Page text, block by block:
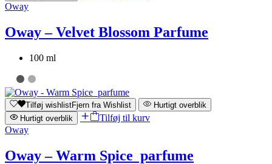
Oway
Oway – Velvet Blossom Parfume
100 ml
Tilføj wishlistFjern fra Wishlist
Hurtigt overblik
Hurtigt overblik
Tilføj til kurv
Oway
Oway – Warm Spice parfume